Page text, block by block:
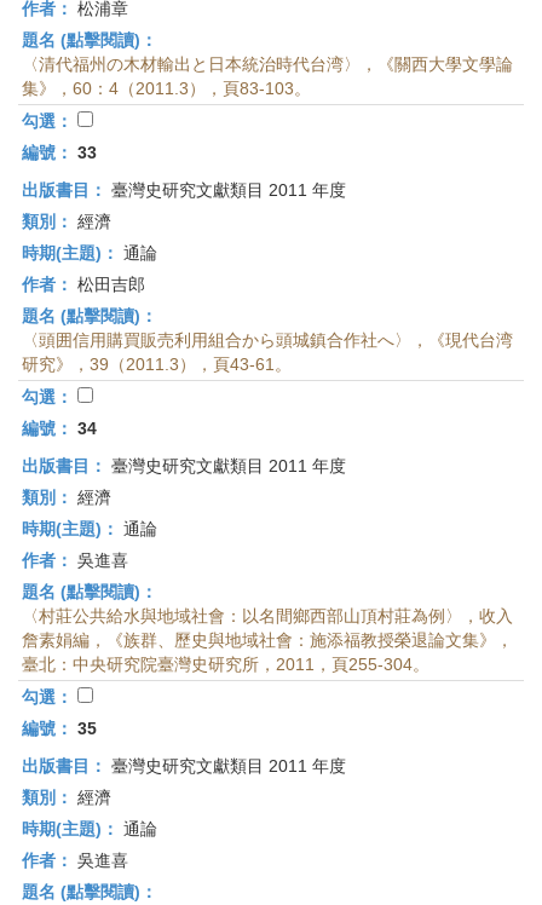
作者： 松浦章
題名 (點擊閱讀)：
〈清代福州の木材輸出と日本統治時代台湾〉，《關西大學文學論
集》，60：4（2011.3），頁83-103。
勾選：
編號： 33
出版書目： 臺灣史研究文獻類目 2011 年度
類別： 經濟
時期(主題)： 通論
作者： 松田吉郎
題名 (點擊閱讀)：
〈頭囲信用購買販売利用組合から頭城鎮合作社へ〉，《現代台湾
研究》，39（2011.3），頁43-61。
勾選：
編號： 34
出版書目： 臺灣史研究文獻類目 2011 年度
類別： 經濟
時期(主題)： 通論
作者： 吳進喜
題名 (點擊閱讀)：
〈村莊公共給水與地域社會：以名間鄉西部山頂村莊為例〉，收入
詹素娟編，《族群、歷史與地域社會：施添福教授榮退論文集》，
臺北：中央研究院臺灣史研究所，2011，頁255-304。
勾選：
編號： 35
出版書目： 臺灣史研究文獻類目 2011 年度
類別： 經濟
時期(主題)： 通論
作者： 吳進喜
題名 (點擊閱讀)：